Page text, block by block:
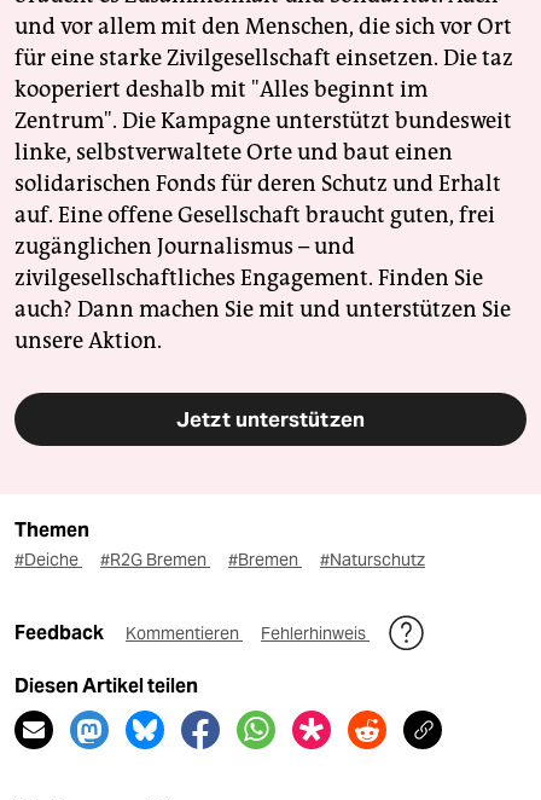
und vor allem mit den Menschen, die sich vor Ort
für eine starke Zivilgesellschaft einsetzen. Die taz
kooperiert deshalb mit "Alles beginnt im
Zentrum". Die Kampagne unterstützt bundesweit
linke, selbstverwaltete Orte und baut einen
solidarischen Fonds für deren Schutz und Erhalt
auf. Eine offene Gesellschaft braucht guten, frei
zugänglichen Journalismus – und
zivilgesellschaftliches Engagement. Finden Sie
auch? Dann machen Sie mit und unterstützen Sie
unsere Aktion.
Jetzt unterstützen
Themen
#Deiche #R2G Bremen #Bremen #Naturschutz
Feedback Kommentieren Fehlerhinweis
Diesen Artikel teilen